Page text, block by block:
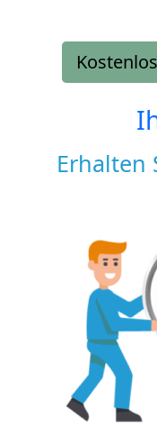
Erhalten